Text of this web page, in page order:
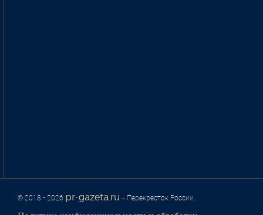
© 2018 - 2026 pr-gazeta.ru – Перекресток России.